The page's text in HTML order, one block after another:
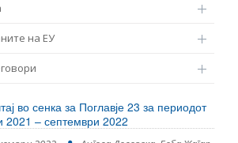
на ЕУ
во сенка за Поглавје 23 за периодот
2021 – септември 2022